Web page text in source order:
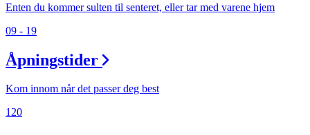
Enten du kommer sulten til senteret, eller tar med varene hjem
09 - 19
Åpningstider
Kom innom når det passer deg best
120